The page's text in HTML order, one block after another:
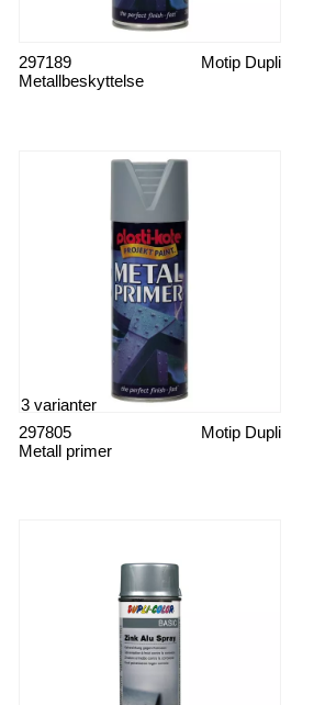
Metallbeskyttelse
Motip Dupli
297189
Metall primer
Motip Dupli
297805
3 varianter